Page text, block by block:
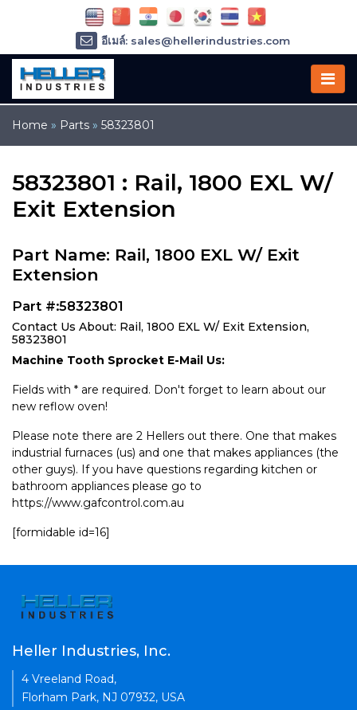
Home » Parts » 58323801
58323801 : Rail, 1800 EXL W/
Exit Extension
Part Name: Rail, 1800 EXL W/ Exit
Extension
Part #:58323801
Contact Us About: Rail, 1800 EXL W/ Exit Extension,
58323801
Machine Tooth Sprocket E-Mail Us:
Fields with * are required. Don't forget to learn about our
new reflow oven!
Please note there are 2 Hellers out there. One that makes
industrial furnaces (us) and one that makes appliances (the
other guys). If you have questions regarding kitchen or
bathroom appliances please go to
https://www.gafcontrol.com.au
[formidable id=16]
อีเมล์: sales@hellerindustries.com
อีเมล์: service@hellerindustries.com
โทรศัพท์ :
Heller Industries, Inc.
4 Vreeland Road,
Florham Park, NJ 07932, USA